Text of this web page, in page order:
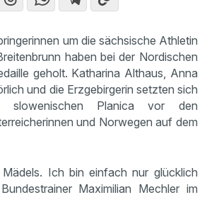
um die sächsische Athletin
haben bei der Nordischen
geholt. Katharina Althaus, Anna
und die Erzgebirgerin setzten sich
slowenischen Planica vor den
und Norwegen auf dem
Mädels. Ich bin einfach nur glücklich
Maximilian Mechler im